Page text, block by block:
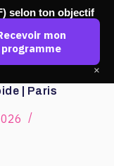
| Paris
selon ton objectif
mon
programme
×